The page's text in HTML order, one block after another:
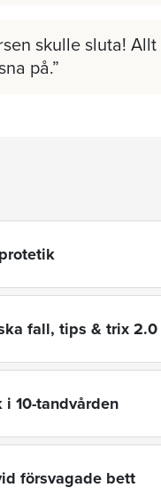
skulle sluta!
på.
fall, tips & trix 2.0
10-tandvården
försvagade bett